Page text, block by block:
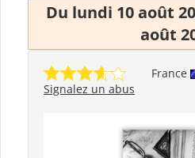
Du lundi 10 août
août
France
Signalez un abus